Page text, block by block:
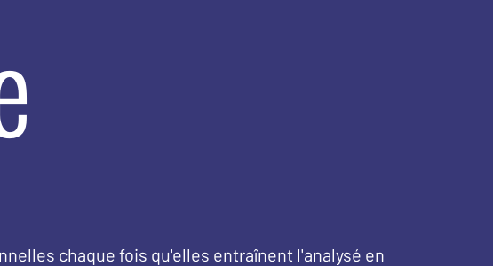
chaque fois qu'elles entraînent l'analysé en